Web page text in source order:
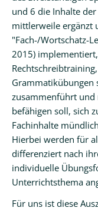
und 6 die Inhalte
mittlerweile ergänzt
"Fach-/Wortschatz-
2015)
Grammatikübungen
zusammenführt und
befähigen soll, sich
Fachinhalte
Hierbei werden für
differenziert nach
individuelle
Unterrichtsthema
Für uns ist diese